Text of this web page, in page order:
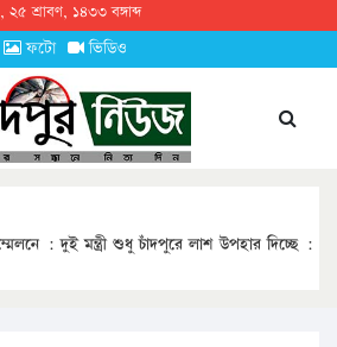
২৫ শ্রাবণ, ১৪৩৩ বঙ্গাব্দ
ফটো ভিডিও
: দুই মন্ত্রী শুধু চাঁদপুরে লাশ উপহার দিচ্ছে :